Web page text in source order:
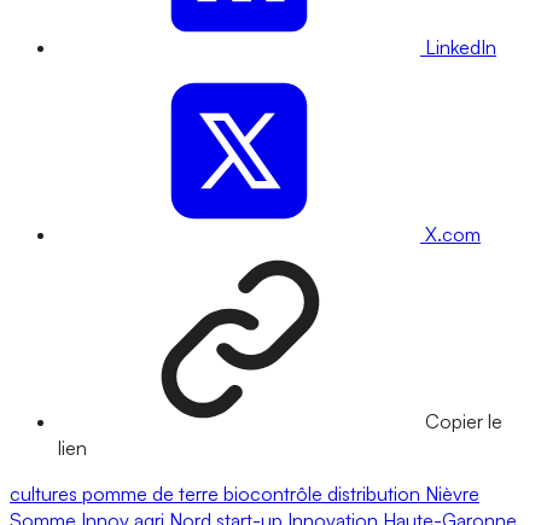
LinkedIn
X.com
Copier le
lien
cultures pomme de terre biocontrôle distribution Nièvre